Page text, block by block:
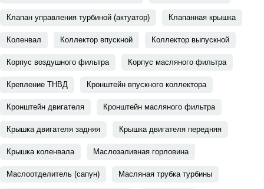
Клапан управления турбиной (актуатор) Клапанная крышка
Коленвал Коллектор впускной Коллектор выпускной
Корпус воздушного фильтра Корпус масляного фильтра
Крепление ТНВД Кронштейн впускного коллектора
Кронштейн двигателя Кронштейн масляного фильтра
Крышка двигателя задняя Крышка двигателя передняя
Крышка коленвала Маслозаливная горловина
Маслоотделитель (сапун) Масляная трубка турбины